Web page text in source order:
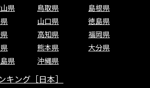
県 鳥取県
島根県
山口県
徳島県
高知県
福岡県
熊本県
大分県
県 沖縄県
キング［日本］